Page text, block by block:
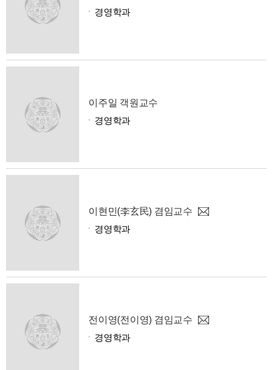
경영학과
이주일 객원교수
경영학과
이현민(李玄民) 겸임교수
경영학과
전이영(전이영) 겸임교수
경영학과